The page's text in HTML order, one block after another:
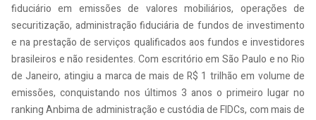
fiduciário em emissões de valores mobiliários, operações de
securitização, administração fiduciária de fundos de investimento
e na prestação de serviços qualificados aos fundos e investidores
brasileiros e não residentes. Com escritório em São Paulo e no Rio
de Janeiro, atingiu a marca de mais de R$ 1 trilhão em volume de
emissões, conquistando nos últimos 3 anos o primeiro lugar no
ranking Anbima de administração e custódia de FIDCs, com mais de